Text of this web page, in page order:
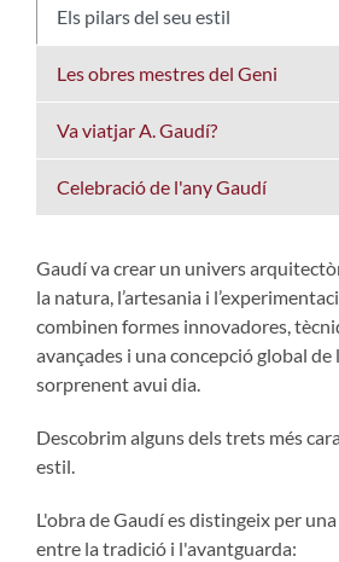
Els pilars del seu estil
Les obres mestres del Geni
Va viatjar A. Gaudí?
Celebració de l'any Gaudí
Gaudí va crear un univers
la natura, l’artesania i
combinen formes innovadores,
avançades i una concepció global de
sorprenent avui dia.
Descobrim alguns dels trets més
estil.
L'obra de Gaudí es distingeix per
entre la tradició i l'avantguarda: